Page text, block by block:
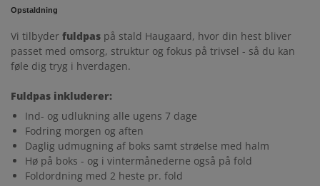
LEJEBOLIG
ERHVERV
DEPOTRUM
TRAILER UDLEJNING
KONTAKT
Opstaldning
Vi tilbyder fuldpas på stald Haugaard, hvor din hest bliver
passet med omsorg, struktur og fokus på trivsel - så du kan
føle dig tryg i hverdagen.
Fuldpas inkluderer:
Ind- og udlukning alle ugens 7 dage
Fodring morgen og aften
Daglig udmugning af boks samt strøelse med halm
Hø på boks - og i vintermånederne også på fold
Foldordning med 2 heste pr. fold